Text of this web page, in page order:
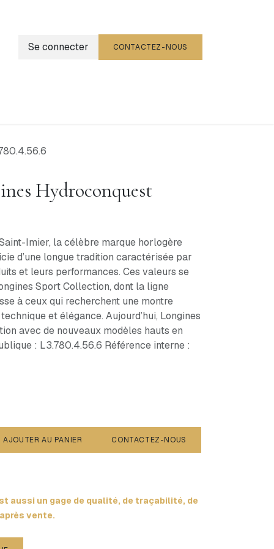
Se connecter CONTACTEZ-NOUS
Hydroconquest
Imier, la célèbre marque horlogère
d’une longue tradition caractérisée par
et leurs performances. Ces valeurs se
Sport Collection, dont la ligne
à ceux qui recherchent une montre
et élégance. Aujourd’hui, Longines
avec de nouveaux modèles hauts en
: L3.780.4.56.6 Référence interne :
AJOUTER AU PANIER CONTACTEZ-NOUS
aussi un gage de qualité, de traçabilité, de
vente.